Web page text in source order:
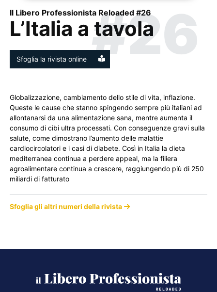
#26
Il Libero Professionista Reloaded #26
L’Italia a tavola
Sfoglia la rivista online
Globalizzazione, cambiamento dello stile di vita, inflazione.
Queste le cause che stanno spingendo sempre più italiani ad
allontanarsi da una alimentazione sana, mentre aumenta il
consumo di cibi ultra processati. Con conseguenze gravi sulla
salute, come dimostrano l’aumento delle malattie
cardiocircolatori e i casi di diabete. Così in Italia la dieta
mediterranea continua a perdere appeal, ma la filiera
agroalimentare continua a crescere, raggiungendo più di 250
miliardi di fatturato
Sfoglia gli altri numeri della rivista